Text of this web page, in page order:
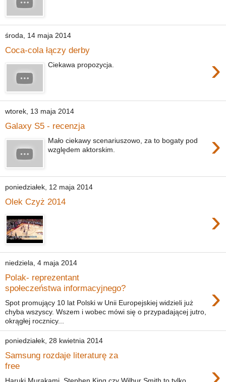
środa, 14 maja 2014
Coca-cola łączy derby
›
Ciekawa propozycja.
wtorek, 13 maja 2014
Galaxy S5 - recenzja
›
Mało ciekawy scenariuszowo, za to bogaty pod
względem aktorskim.
poniedziałek, 12 maja 2014
Olek Czyż 2014
›
niedziela, 4 maja 2014
Polak- reprezentant
społeczeństwa informacyjnego?
›
Spot promujący 10 lat Polski w Unii Europejskiej widzieli już
chyba wszyscy. Wszem i wobec mówi się o przypadającej jutro,
okrągłej rocznicy...
poniedziałek, 28 kwietnia 2014
Samsung rozdaje literaturę za
free
Haruki Murakami, Stephen King czy Wilbur Smith to tylko